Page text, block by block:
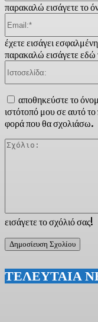
εισάγετε το σχόλιό σας!
παρακαλώ εισάγετε το
έχετε εισάγει
παρακαλώ εισάγετε εδώ
αποθηκεύστε το
ιστότοπό μου σε αυτό
φορά που θα σχολιάσω.
ΤΕΛΕΥΤΑΙΑ